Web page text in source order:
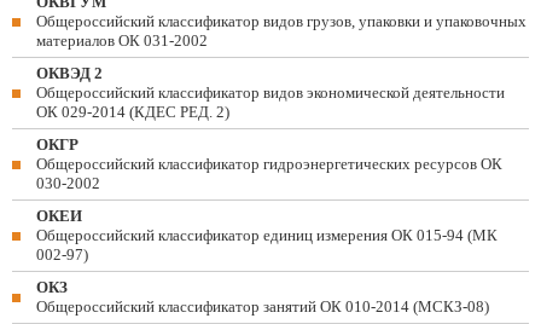
Общероссийский классификатор видов грузов, упаковки и упаковочных
материалов ОК 031-2002
ОКВЭД 2
Общероссийский классификатор видов экономической деятельности
ОК 029-2014 (КДЕС РЕД. 2)
ОКГР
Общероссийский классификатор гидроэнергетических ресурсов ОК
030-2002
ОКЕИ
Общероссийский классификатор единиц измерения ОК 015-94 (МК
002-97)
ОКЗ
Общероссийский классификатор занятий ОК 010-2014 (МСКЗ-08)